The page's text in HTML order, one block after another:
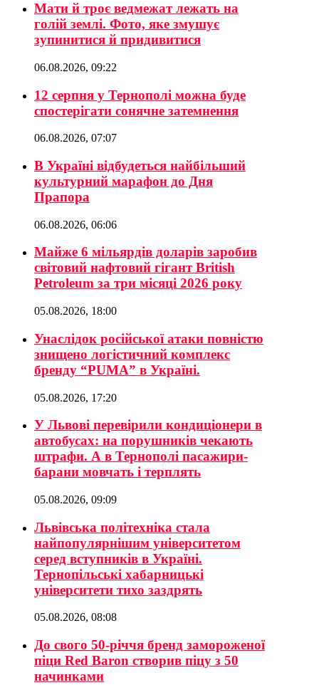
Мати й троє ведмежат лежать на
голій землі. Фото, яке змушує
зупинитися й придивитися
06.08.2026, 09:22
12 серпня у Тернополі можна буде
спостерігати сонячне затемнення
06.08.2026, 07:07
В Україні відбудеться найбільший
культурний марафон до Дня
Прапора
06.08.2026, 06:06
Майже 6 мільярдів доларів заробив
світовий нафтовий гігант British
Petroleum за три місяці 2026 року
05.08.2026, 18:00
Унаслідок російської атаки повністю
знищено логістичний комплекс
бренду “PUMA” в Україні.
05.08.2026, 17:20
У Львові перевірили кондиціонери в
автобусах: на порушників чекають
штрафи. А в Тернополі пасажири-
барани мовчать і терплять
05.08.2026, 09:09
Львівська політехніка стала
найпопулярнішим університетом
серед вступників в Україні.
Тернопільські хабарницькі
університети тихо заздрять
05.08.2026, 08:08
До свого 50-річчя бренд замороженої
піци Red Baron створив піцу з 50
начинками